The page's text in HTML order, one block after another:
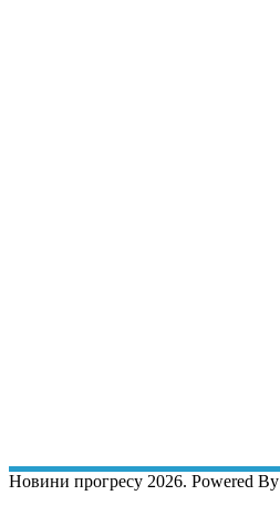
Новини прогресу 2026. Powered By